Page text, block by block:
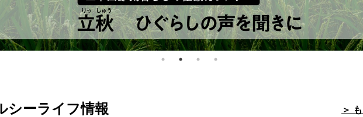
シーライフ情報 ＞